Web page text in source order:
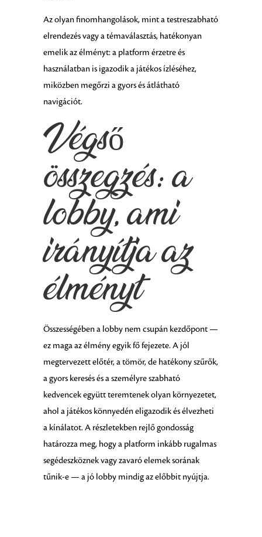
Az olyan finomhangolások, mint a testreszabható
elrendezés vagy a témaválasztás, hatékonyan
emelik az élményt: a platform érzetre és
használatban is igazodik a játékos ízléséhez,
miközben megőrzi a gyors és átlátható
navigációt.
Végső
összegzés: a
lobby, ami
irányítja az
élményt
Összességében a lobby nem csupán kezdőpont —
ez maga az élmény egyik fő fejezete. A jól
megtervezett előtér, a tömör, de hatékony szűrők,
a gyors keresés és a személyre szabható
kedvencek együtt teremtenek olyan környezetet,
ahol a játékos könnyedén eligazodik és élvezheti
a kínálatot. A részletekben rejlő gondosság
határozza meg, hogy a platform inkább rugalmas
segédeszköznek vagy zavaró elemek sorának
tűnik-e — a jó lobby mindig az előbbit nyújtja.